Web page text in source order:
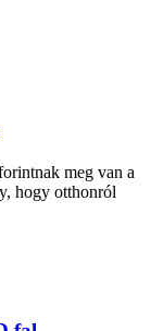
meg van a
hogy otthonról